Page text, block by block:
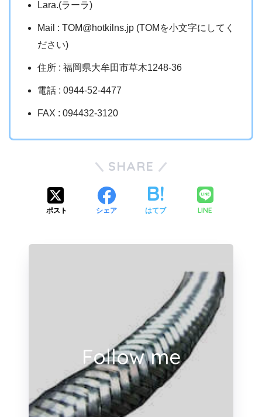
Lara.(ラーラ)
Mail : TOM@hotkilns.jp (TOMを小文字にしてく
ださい)
住所 : 福岡県大牟田市草木1248-36
電話 : 0944-52-4477
FAX : 094432-3120
SHARE
ポスト シェア はてブ LINE
Follow me